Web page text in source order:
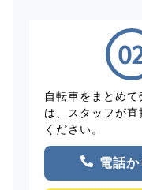
自転車をまとめ
は、スタッフが
ください。
電話